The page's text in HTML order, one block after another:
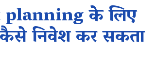
के लिए
कैसे निवेश कर सकता